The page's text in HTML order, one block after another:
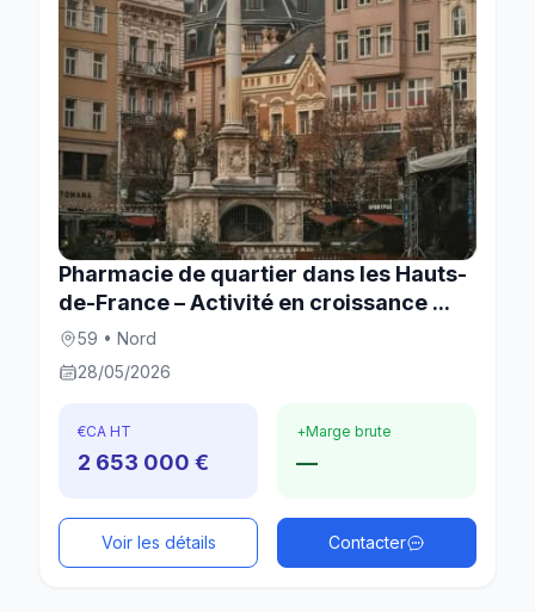
Pharmacie de quartier dans les Hauts-
de-France – Activité en croissance ...
59 • Nord
28/05/2026
€CA HT
2 653 000 €
+Marge brute
—
Voir les détails Contacter